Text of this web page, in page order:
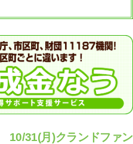
10/31(月)クランドファン